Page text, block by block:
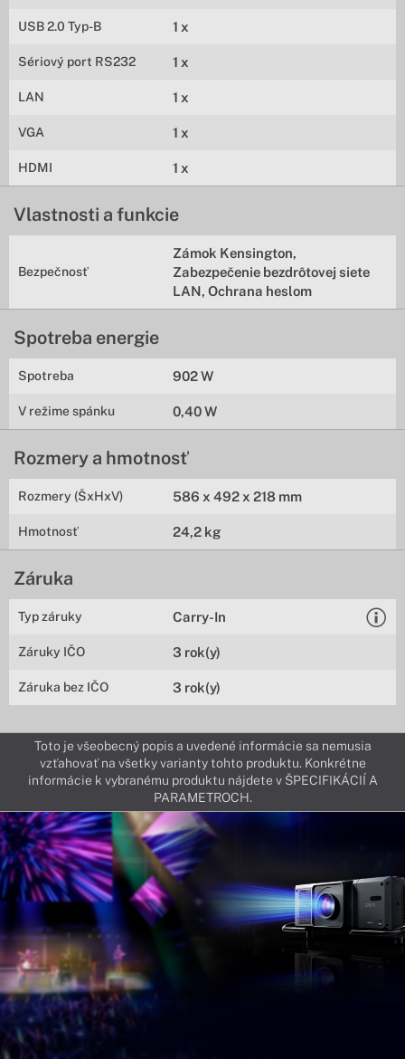
USB 2.0 Typ-B 1 x
Sériový port RS232 1 x
LAN 1 x
VGA 1 x
HDMI 1 x
Vlastnosti a funkcie
Bezpečnosť
Zámok Kensington,
Zabezpečenie bezdrôtovej siete
LAN, Ochrana heslom
Spotreba energie
Spotreba 902 W
V režime spánku 0,40 W
Rozmery a hmotnosť
Rozmery (ŠxHxV) 586 x 492 x 218 mm
Hmotnosť 24,2 kg
Záruka
Typ záruky Carry-In
Záruky IČO 3 rok(y)
Záruka bez IČO 3 rok(y)
Toto je všeobecný popis a uvedené informácie sa nemusia
vzťahovať na všetky varianty tohto produktu. Konkrétne
informácie k vybranému produktu nájdete v ŠPECIFIKÁCIÍ A
PARAMETROCH.